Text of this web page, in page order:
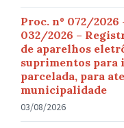
Proc. nº 072/2026
032/2026 –
de aparelhos
suprimentos para
parcelada, para
municipalidade
03/08/2026